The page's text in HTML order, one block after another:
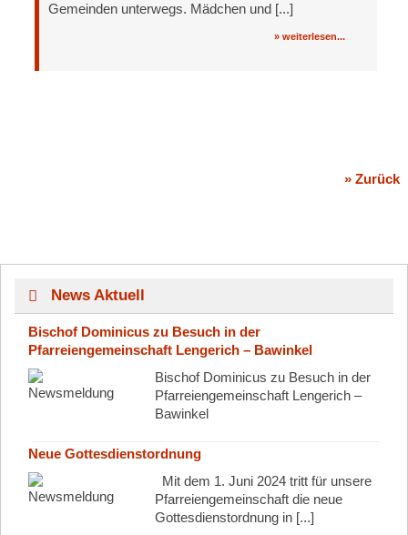
Gemeinden unterwegs. Mädchen und [...]
» weiterlesen...
» Zurück
News Aktuell
Bischof Dominicus zu Besuch in der
Pfarreiengemeinschaft Lengerich – Bawinkel
Bischof Dominicus zu Besuch in der
Pfarreiengemeinschaft Lengerich –
Bawinkel
Neue Gottesdienstordnung
Mit dem 1. Juni 2024 tritt für unsere
Pfarreiengemeinschaft die neue
Gottesdienstordnung in [...]